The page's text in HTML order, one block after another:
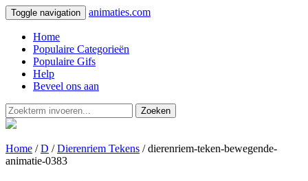
Toggle navigation animaties.com
Home
Populaire Categorieën
Populaire Gifs
Help
Beveel ons aan
Zoeken
Home /D /Dierenriem Tekens / dierenriem-teken-bewegende-
animatie-0383